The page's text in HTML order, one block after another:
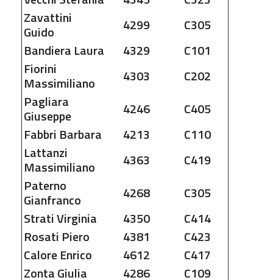
Zavattini
Guido 4299
C305
Bandiera Laura 4329
C101
Fiorini
Massimiliano 4303
C202
Pagliara
Giuseppe 4246
C405
Fabbri Barbara 4213
C110
Lattanzi
Massimiliano 4363
C419
Paterno
Gianfranco 4268
C305
StratiVirginia 4350
C414
Rosati Piero 4381
C423
CaloreEnrico 4612
C417
ZontaGiulia 4286
C109